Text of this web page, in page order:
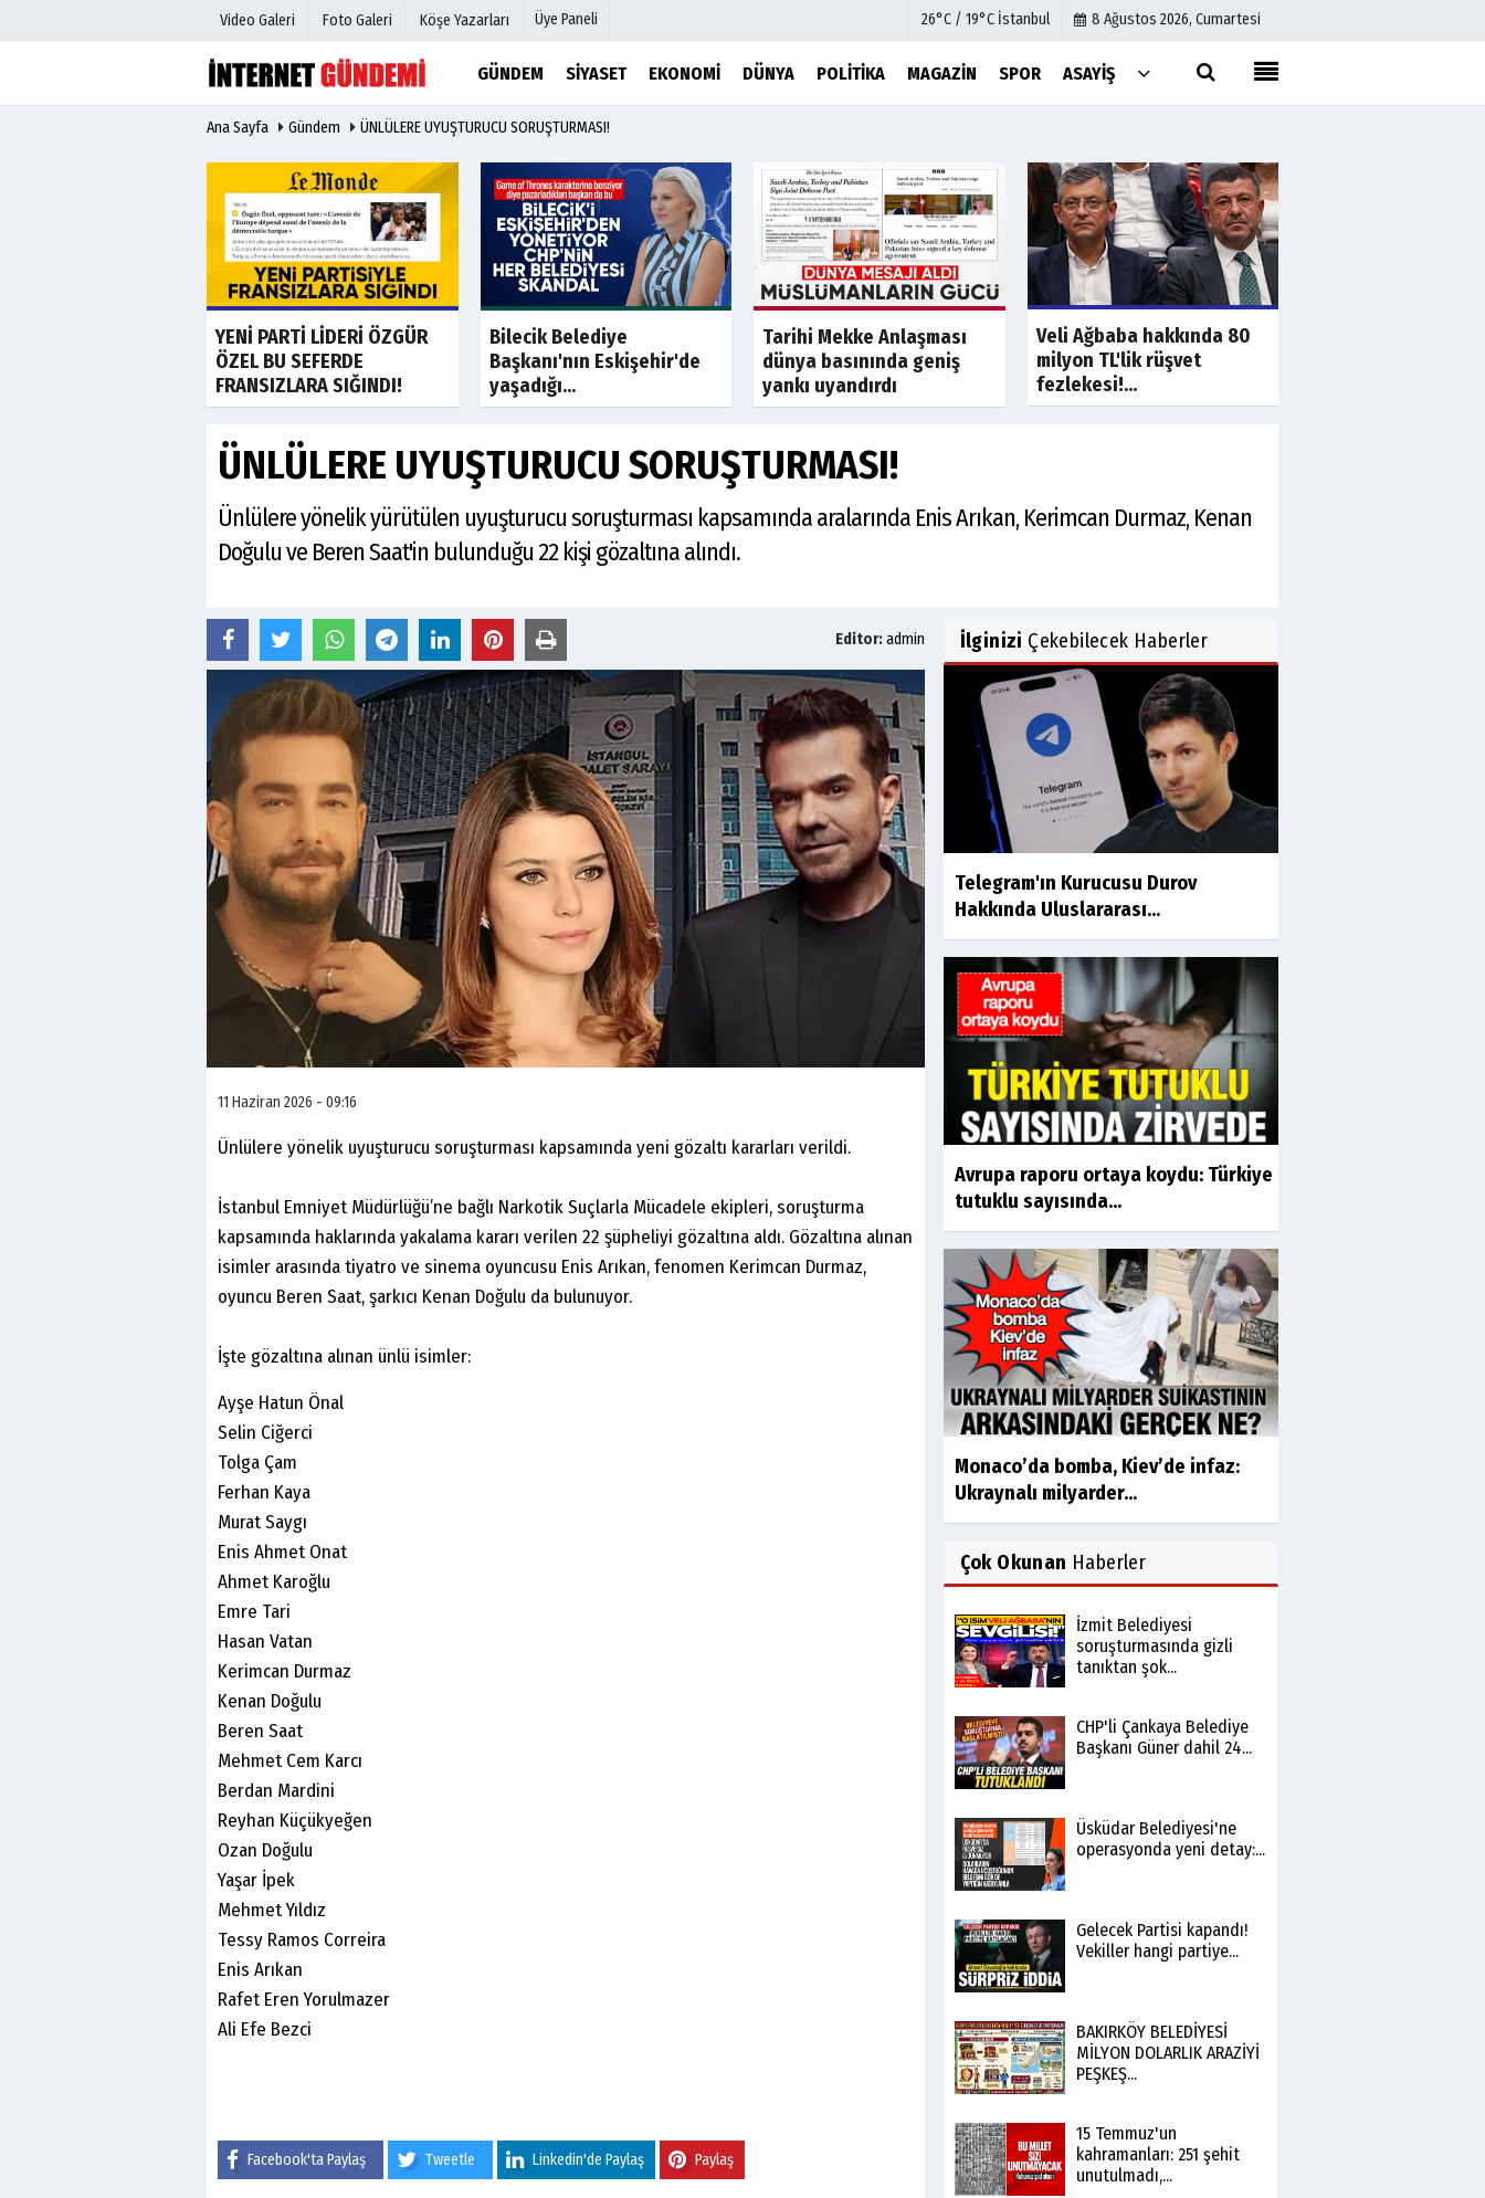
Video Galeri Foto Galeri Köşe Yazarları Üye Paneli 26°C / 19°C İstanbul 8 Ağustos 2026, Cumartesi
GÜNDEM SIYASET EKONOMI DÜNYA POLITIKA MAGAZIN SPOR ASAYIŞ
Hava Durumu
Gazete Manşetleri
Anketler
Biyografiler
Video Galeri
Foto Galeri
Etkinlikler
İletişim
Çerez Politikası
Gizlilik İlkeleri
Ana Sayfa Gündem ÜNLÜLERE UYUŞTURUCU SORUŞTURMASI!
Son Dakika
YENİ PARTİ LİDERİ ÖZGÜR
ÖZEL BU SEFERDE
FRANSIZLARA SIĞINDI!
Bilecik Belediye
Başkanı'nın Eskişehir'de
yaşadığı...
Son Dakika
Tarihi Mekke Anlaşması
dünya basınında geniş
yankı uyandırdı
Son Dakika
Veli Ağbaba hakkında 80
milyon TL'lik rüşvet
fezlekesi!...
ÜNLÜLERE UYUŞTURUCU SORUŞTURMASI!
Ünlülere yönelik yürütülen uyuşturucu soruşturması kapsamında aralarında Enis Arıkan, Kerimcan Durmaz, Kenan
Doğulu ve Beren Saat'in bulunduğu 22 kişi gözaltına alındı.
Editor:admin
11 Haziran 2026 - 09:16
Ünlülere yönelik uyuşturucu soruşturması kapsamında yeni gözaltı kararları verildi.
İstanbul Emniyet Müdürlüğü’ne bağlı Narkotik Suçlarla Mücadele ekipleri, soruşturma
kapsamında haklarında yakalama kararı verilen 22 şüpheliyi gözaltına aldı. Gözaltına alınan
isimler arasında tiyatro ve sinema oyuncusu Enis Arıkan, fenomen Kerimcan Durmaz,
oyuncu Beren Saat, şarkıcı Kenan Doğulu da bulunuyor.
İşte gözaltına alınan ünlü isimler:
Ayşe Hatun Önal
Selin Ciğerci
Tolga Çam
Ferhan Kaya
Murat Saygı
Enis Ahmet Onat
Ahmet Karoğlu
Emre Tari
Hasan Vatan
Kerimcan Durmaz
Kenan Doğulu
Beren Saat
Mehmet Cem Karcı
Berdan Mardini
Reyhan Küçükyeğen
Ozan Doğulu
Yaşar İpek
Mehmet Yıldız
Tessy Ramos Correira
Enis Arıkan
Rafet Eren Yorulmazer
Ali Efe Bezci
Facebook'ta Paylaş Tweetle Linkedin'de Paylaş Paylaş
İlginizi Çekebilecek Haberler
Telegram'ın Kurucusu Durov
Hakkında Uluslararası...
Avrupa raporu ortaya koydu: Türkiye
tutuklu sayısında...
Monaco’da bomba, Kiev’de infaz:
Ukraynalı milyarder...
Çok Okunan Haberler
İzmit Belediyesi
soruşturmasında gizli
tanıktan şok...
CHP'li Çankaya Belediye
Başkanı Güner dahil 24...
Üsküdar Belediyesi'ne
operasyonda yeni detay:...
Gelecek Partisi kapandı!
Vekiller hangi partiye...
BAKIRKÖY BELEDİYESİ
MİLYON DOLARLIK ARAZİYİ
PEŞKEŞ...
15 Temmuz'un
kahramanları: 251 şehit
unutulmadı,...